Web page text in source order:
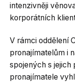
intenzivněji
korporátních
V rámci oddělení
pronajímatelům i
spojených s jejich
pronajímatele